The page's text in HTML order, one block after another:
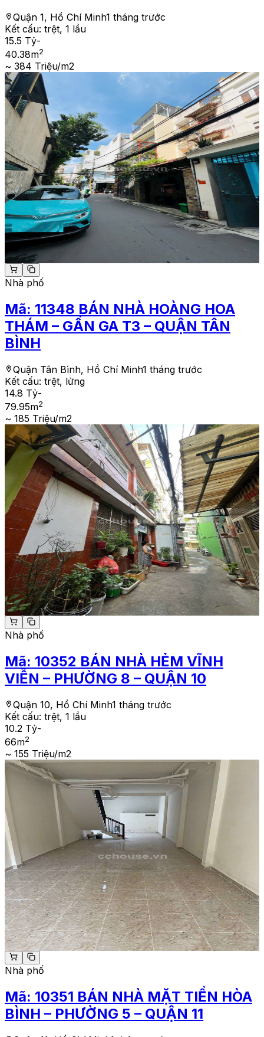
Quận 1, Hồ Chí Minh1 tháng trước
Kết cấu: trệt, 1 lầu
15.5 Tỷ-
40.38m2
~ 384 Triệu/m2
Nhà phố
Mã: 11348 BÁN NHÀ HOÀNG HOA
THÁM – GẦN GA T3 – QUẬN TÂN
BÌNH
Quận Tân Bình, Hồ Chí Minh1 tháng trước
Kết cấu: trệt, lửng
14.8 Tỷ-
79.95m2
~ 185 Triệu/m2
Nhà phố
Mã: 10352 BÁN NHÀ HẺM VĨNH
VIỄN – PHƯỜNG 8 – QUẬN 10
Quận 10, Hồ Chí Minh1 tháng trước
Kết cấu: trệt, 1 lầu
10.2 Tỷ-
66m2
~ 155 Triệu/m2
Nhà phố
Mã: 10351 BÁN NHÀ MẶT TIỀN HÒA
BÌNH – PHƯỜNG 5 – QUẬN 11